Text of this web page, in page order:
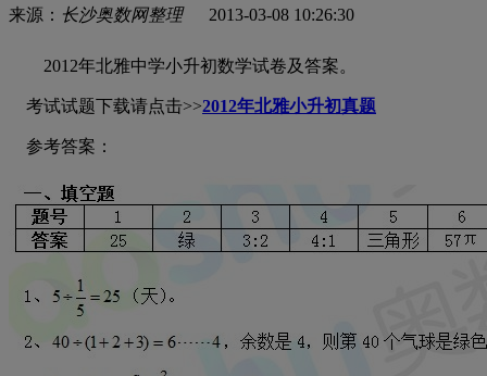
来源： 长沙奥数网整理2013-03-08 10:26:30
2012年北雅中学小升初数学试卷及答案。
考试试题下载请点击>>2012年北雅小升初真题
参考答案：